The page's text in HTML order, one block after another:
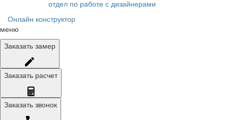
отдел по работе с дизайнерами
Онлайн конструктор
меню
Заказать замер
Заказать расчет
Заказать звонок